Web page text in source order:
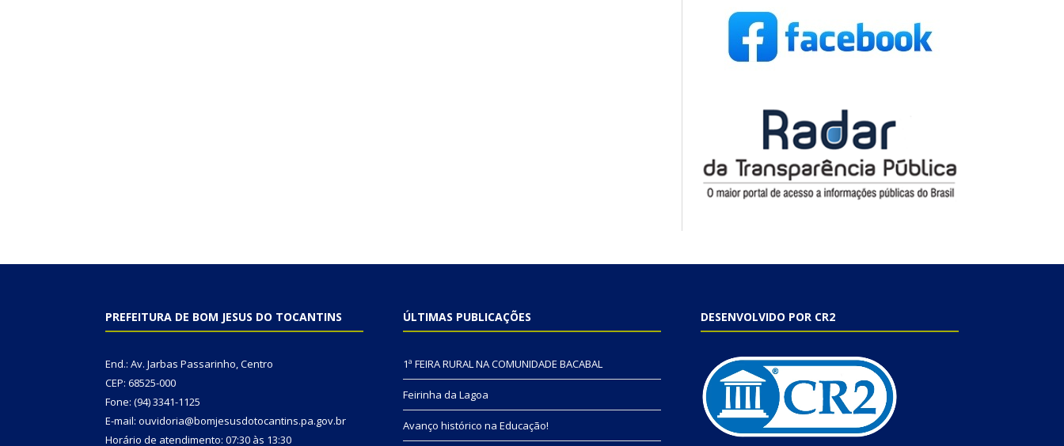
PREFEITURA DE BOM JESUS DO TOCANTINS
End.: Av. Jarbas Passarinho, Centro
CEP: 68525-000
Fone: (94) 3341-1125
E-mail: ouvidoria@bomjesusdotocantins.pa.gov.br
Horário de atendimento: 07:30 às 13:30
ÚLTIMAS PUBLICAÇÕES
1ª FEIRA RURAL NA COMUNIDADE BACABAL
Feirinha da Lagoa
Avanço histórico na Educação!
DESENVOLVIDO POR CR2